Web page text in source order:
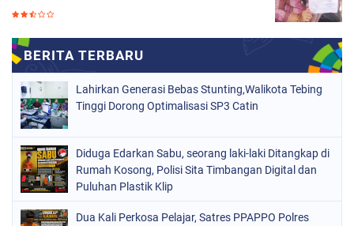
Lahirkan Generasi Bebas Stunting,Walikota Tebing
Tinggi Dorong Optimalisasi SP3 Catin
Diduga Edarkan Sabu, seorang laki-laki Ditangkap di
Rumah Kosong, Polisi Sita Timbangan Digital dan
Puluhan Plastik Klip
Dua Kali Perkosa Pelajar, Satres PPAPPO Polres